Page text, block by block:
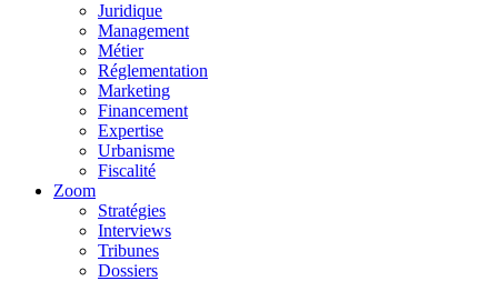
Juridique
Management
Métier
Réglementation
Marketing
Financement
Expertise
Urbanisme
Fiscalité
Zoom
Stratégies
Interviews
Tribunes
Dossiers